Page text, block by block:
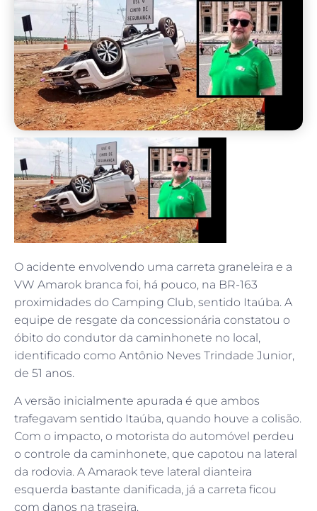
O acidente envolvendo uma carreta graneleira e a
VW Amarok branca foi, há pouco, na BR-163
proximidades do Camping Club, sentido Itaúba. A
equipe de resgate da concessionária constatou o
óbito do condutor da caminhonete no local,
identificado como Antônio Neves Trindade Junior,
de 51 anos.
A versão inicialmente apurada é que ambos
trafegavam sentido Itaúba, quando houve a colisão.
Com o impacto, o motorista do automóvel perdeu
o controle da caminhonete, que capotou na lateral
da rodovia. A Amaraok teve lateral dianteira
esquerda bastante danificada, já a carreta ficou
com danos na traseira.